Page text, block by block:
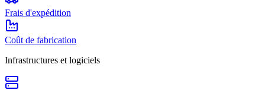
Frais d'expédition
Coût de fabrication
Infrastructures et logiciels